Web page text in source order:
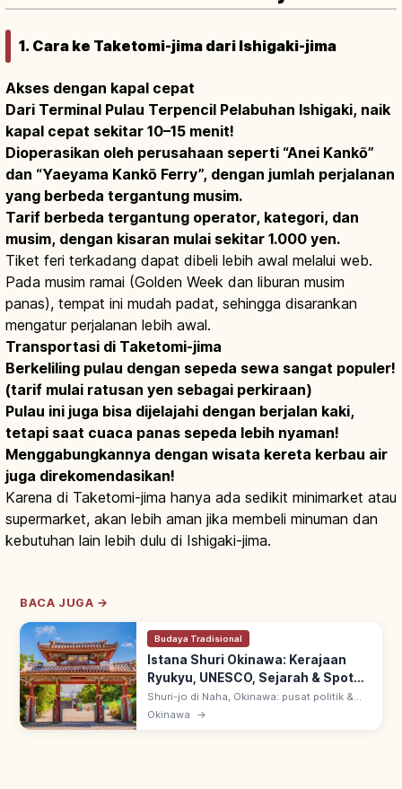
1. Cara ke Taketomi-jima dari Ishigaki-jima
Akses dengan kapal cepat
Dari Terminal Pulau Terpencil Pelabuhan Ishigaki, naik
kapal cepat sekitar 10–15 menit!
Dioperasikan oleh perusahaan seperti “Anei Kankō”
dan “Yaeyama Kankō Ferry”, dengan jumlah perjalanan
yang berbeda tergantung musim.
Tarif berbeda tergantung operator, kategori, dan
musim, dengan kisaran mulai sekitar 1.000 yen.
Tiket feri terkadang dapat dibeli lebih awal melalui web.
Pada musim ramai (Golden Week dan liburan musim
panas), tempat ini mudah padat, sehingga disarankan
mengatur perjalanan lebih awal.
Transportasi di Taketomi-jima
Berkeliling pulau dengan sepeda sewa sangat populer!
(tarif mulai ratusan yen sebagai perkiraan)
Pulau ini juga bisa dijelajahi dengan berjalan kaki,
tetapi saat cuaca panas sepeda lebih nyaman!
Menggabungkannya dengan wisata kereta kerbau air
juga direkomendasikan!
Karena di Taketomi-jima hanya ada sedikit minimarket atau
supermarket, akan lebih aman jika membeli minuman dan
kebutuhan lain lebih dulu di Ishigaki-jima.
BACA JUGA →
Budaya Tradisional
Istana Shuri Okinawa: Kerajaan
Ryukyu, UNESCO, Sejarah & Spot
Utama
Shuri-jo di Naha, Okinawa: pusat politik &
budaya Kerajaan Ryukyu selama 450 tahun
Okinawa →